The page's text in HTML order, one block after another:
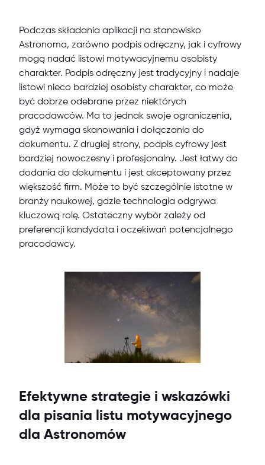
Podczas składania aplikacji na stanowisko
Astronoma, zarówno podpis odręczny, jak i cyfrowy
mogą nadać listowi motywacyjnemu osobisty
charakter. Podpis odręczny jest tradycyjny i nadaje
listowi nieco bardziej osobisty charakter, co może
być dobrze odebrane przez niektórych
pracodawców. Ma to jednak swoje ograniczenia,
gdyż wymaga skanowania i dołączania do
dokumentu. Z drugiej strony, podpis cyfrowy jest
bardziej nowoczesny i profesjonalny. Jest łatwy do
dodania do dokumentu i jest akceptowany przez
większość firm. Może to być szczególnie istotne w
branży naukowej, gdzie technologia odgrywa
kluczową rolę. Ostateczny wybór zależy od
preferencji kandydata i oczekiwań potencjalnego
pracodawcy.
Efektywne strategie i wskazówki
dla pisania listu motywacyjnego
dla Astronomów